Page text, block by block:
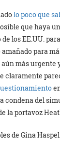
lo poco que
que haya
los EE.UU.
para
más urgente
claramente
condena del
la portavoz
de Gina